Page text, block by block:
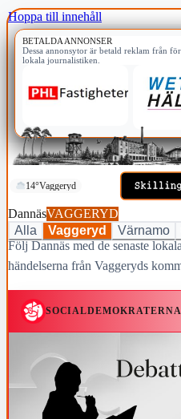
Hoppa till innehåll
BETALDA ANNONSER
Dessa annonsytor är betald reklam från
lokala journalistiken.
14°Vaggeryd
DannäsVAGGERYD
Alla
Vaggeryd Värnamo
Följ Dannäs med de senaste
händelserna från Vaggeryds
SOCIALDEMOKRATERNA